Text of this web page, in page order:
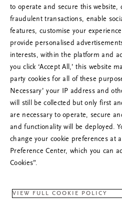
RING KUNDESERVICE:
+47 23963309
RITUALS APP
Norge (Norway)
SPRÅK
Norsk
BRUK INNSTILLINGENE
to operate and secure this website,
fraudulent transactions, enable
features, customise your
provide personalised
interests, within the platform and
you click ‘Accept All,’ this website
party cookies for all of these
Necessary’ your IP address and
will still be collected but only first
are necessary to operate, secure
and functionality will be deployed.
change your cookie preferences at
Preference Center, which you can
Cookies”.
VIEW FULL COOKIE POLICY